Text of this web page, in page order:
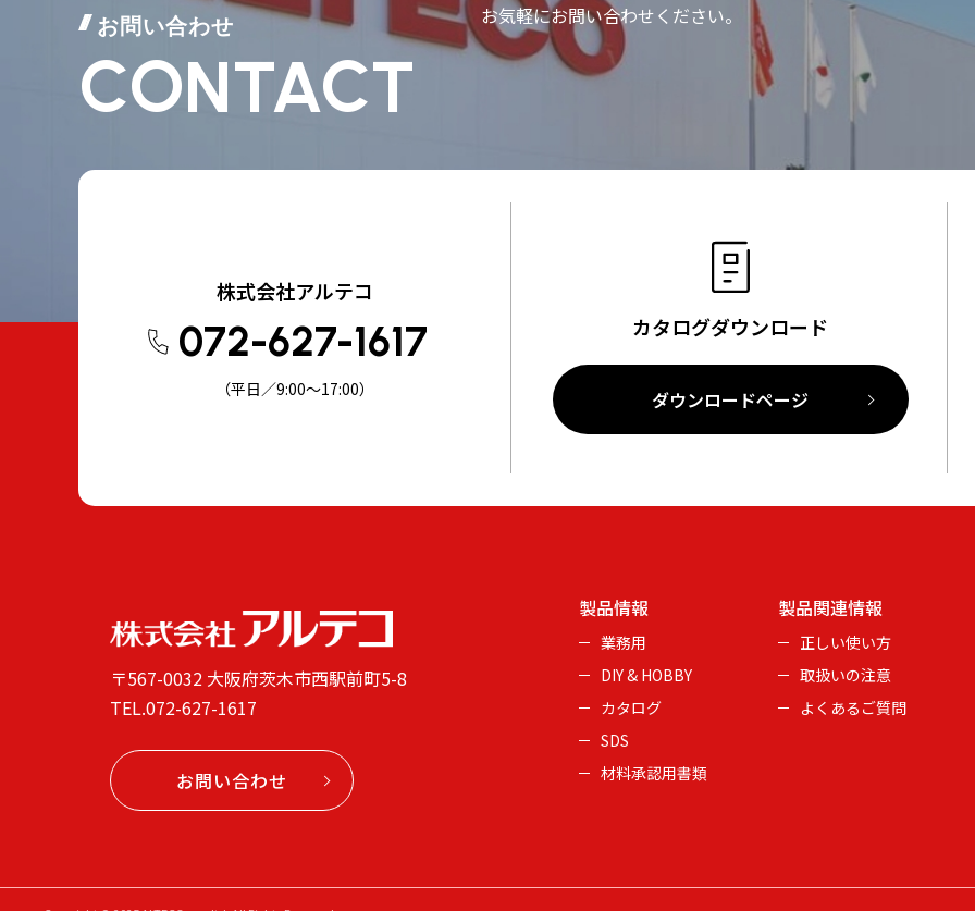
お問い合わせ
CONTACT
お気軽にお問い合わせください。
株式会社アルテコ
072-627-1617
（平日／9:00～17:00）
カタログダウンロード
ダウンロードページ
製品情報
業務用
DIY & HOBBY
カタログ
SDS
材料承認用書類
製品関連情報
正しい使い方
取扱いの注意
よくあるご質問
〒567-0032 大阪府茨木市西駅前町5-8
TEL.072-627-1617
お問い合わせ